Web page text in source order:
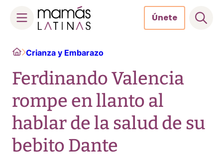
content
Únete
HomeCrianza y Embarazo
Ferdinando Valencia
rompe en llanto al
hablar de la salud de su
bebito Dante